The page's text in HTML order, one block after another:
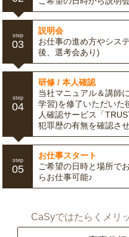
step
03
説明会
お仕事の進め方やシス
後、選考会あり)
step
04
研修 / 本人確認
当社マニュアル＆講師
学習)を修了いただいた
人確認サービス「
犯罪歴の有無を確認さ
step
05
お仕事スタート
ご希望の日時と場所で
らお仕事可能♪
CaSyではたらくメリ